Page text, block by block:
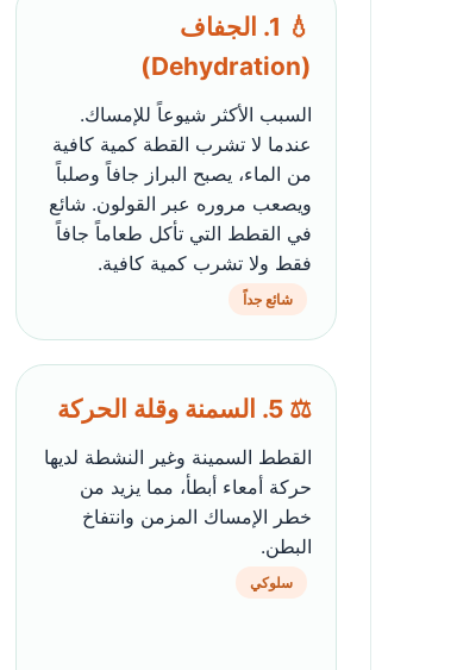
💧 1. الجفاف
(Dehydration)
السبب الأكثر شيوعاً للإمساك.
عندما لا تشرب القطة كمية كافية
من الماء، يصبح البراز جافاً وصلباً
ويصعب مروره عبر القولون. شائع
في القطط التي تأكل طعاماً جافاً
فقط ولا تشرب كمية كافية.
شائع جداً
⚖️ 5. السمنة وقلة الحركة
القطط السمينة وغير النشطة لديها
حركة أمعاء أبطأ، مما يزيد من
خطر الإمساك المزمن وانتفاخ
البطن.
سلوكي